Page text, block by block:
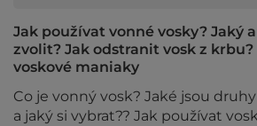
Jak používat vonné vosky? Jaký
zvolit? Jak odstranit vosk z
voskové maniaky
Co je vonný vosk? Jaké jsou
a jaký si vybrat?? Jak používat